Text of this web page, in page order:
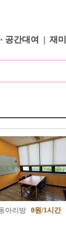
공간대여 재
아리방 0원/1시간